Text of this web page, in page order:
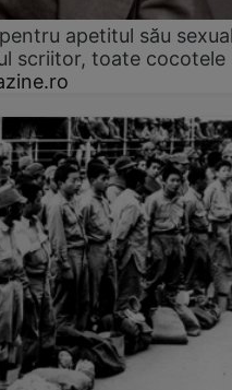
apetitul său
scriitor, toate cocotele